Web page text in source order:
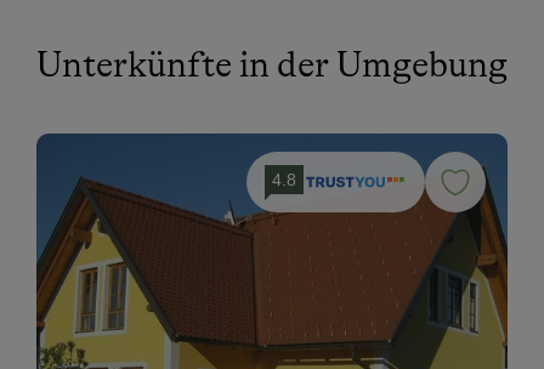
Unterkünfte in der Umgebung
4.8